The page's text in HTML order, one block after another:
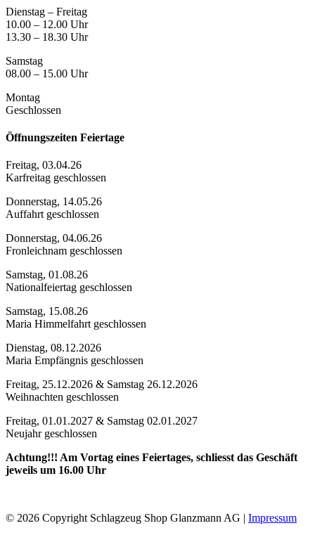
Dienstag – Freitag
10.00 – 12.00 Uhr
13.30 – 18.30 Uhr
Samstag
08.00 – 15.00 Uhr
Montag
Geschlossen
Öffnungszeiten Feiertage
Freitag, 03.04.26
Karfreitag geschlossen
Donnerstag, 14.05.26
Auffahrt geschlossen
Donnerstag, 04.06.26
Fronleichnam geschlossen
Samstag, 01.08.26
Nationalfeiertag geschlossen
Samstag, 15.08.26
Maria Himmelfahrt geschlossen
Dienstag, 08.12.2026
Maria Empfängnis geschlossen
Freitag, 25.12.2026 & Samstag 26.12.2026
Weihnachten geschlossen
Freitag, 01.01.2027 & Samstag 02.01.2027
Neujahr geschlossen
Achtung!!! Am Vortag eines Feiertages, schliesst das Geschäft
jeweils um 16.00 Uhr
© 2026 Copyright Schlagzeug Shop Glanzmann AG | Impressum